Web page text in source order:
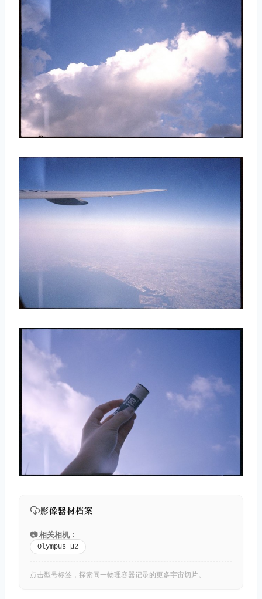
影像器材档案
📷 相关相机：
Olympus μ2
点击型号标签，探索同一物理容器记录的更多宇宙切片。
搜索